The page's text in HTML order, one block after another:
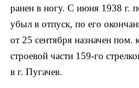
ранен в ногу. С июня 1938 г.
убыл в отпуск, по его
от 25 сентября назначен пом.
строевой части 159-го
в г. Пугачев.